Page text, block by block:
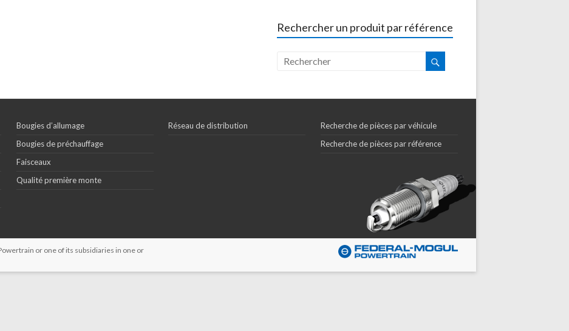
Rechercher un produit par référence
Bougies d’allumage
Bougies de préchauffage
Faisceaux
Qualité première monte
Réseau de distribution
Recherche de pièces par véhicule
Recherche de pièces par référence
or one of its subsidiaries in one or